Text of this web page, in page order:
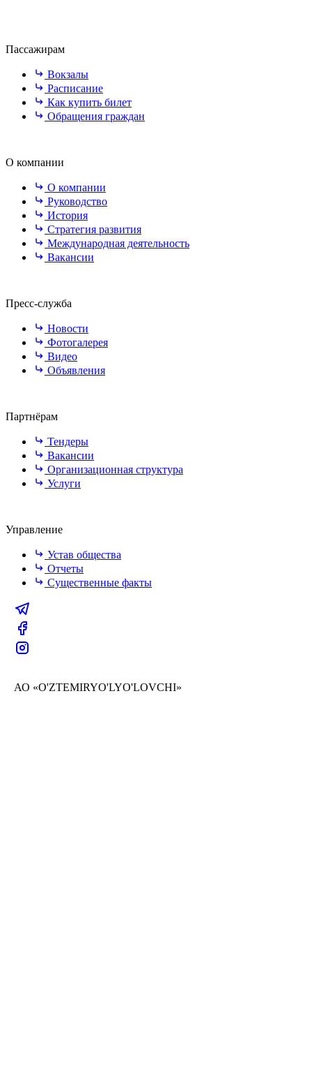
Пассажирам
Вокзалы
Расписание
Как купить билет
Обращения граждан
О компании
О компании
Руководство
История
Стратегия развития
Международная деятельность
Вакансии
Пресс-служба
Новости
Фотогалерея
Видео
Объявления
Партнёрам
Тендеры
Вакансии
Организационная структура
Услуги
Управление
Устав общества
Отчеты
Существенные факты
АО «O'ZTEMIRYO'LYO'LOVCHI»